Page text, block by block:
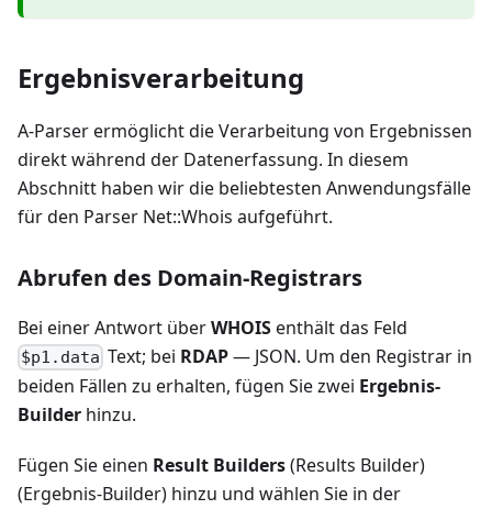
Ergebnisverarbeitung
A-Parser ermöglicht die Verarbeitung von Ergebnissen
direkt während der Datenerfassung. In diesem
Abschnitt haben wir die beliebtesten Anwendungsfälle
für den Parser Net::Whois aufgeführt.
Abrufen des Domain-Registrars
Bei einer Antwort überWHOISenthält das Feld
$p1.data Text; bei RDAP— JSON. Um den Registrar in
beiden Fällen zu erhalten, fügen Sie zwei Ergebnis-
Builder hinzu.
Fügen Sie einen Result Builders(Results Builder)
(Ergebnis-Builder) hinzu und wählen Sie in der